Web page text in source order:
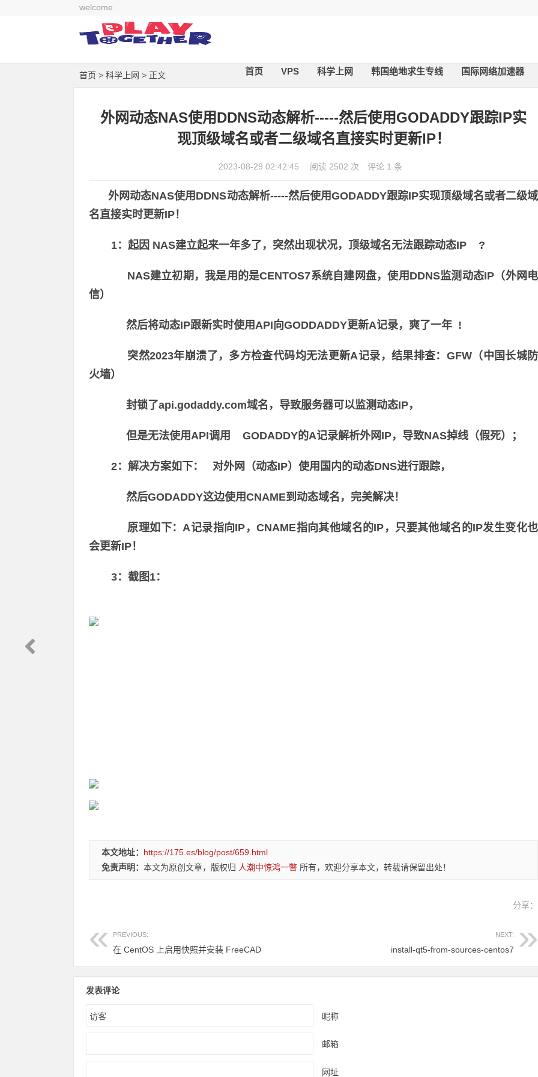
welcome
首页 VPS 科学上网 韩国绝地求生专线 国际网络加速器
首页 > 科学上网 > 正文
外网动态NAS使用DDNS动态解析-----然后使用GODADDY跟踪IP实
现顶级域名或者二级域名直接实时更新IP！
2023-08-29 02:42:45 阅读 2502 次 评论 1 条
外网动态NAS使用DDNS动态解析-----然后使用GODADDY跟踪IP实现顶级域名或者二级域
名直接实时更新IP！
1：起因 NAS建立起来一年多了，突然出现状况，顶级域名无法跟踪动态IP ?
NAS建立初期，我是用的是CENTOS7系统自建网盘，使用DDNS监测动态IP（外网电
信）
然后将动态IP跟新实时使用API向GODDADDY更新A记录，爽了一年 !
突然2023年崩溃了，多方检查代码均无法更新A记录，结果排查：GFW（中国长城防
火墙）
封锁了api.godaddy.com域名，导致服务器可以监测动态IP，
但是无法使用API调用 GODADDY的A记录解析外网IP，导致NAS掉线（假死）；
2：解决方案如下： 对外网（动态IP）使用国内的动态DNS进行跟踪，
然后GODADDY这边使用CNAME到动态域名，完美解决！
原理如下：A记录指向IP，CNAME指向其他域名的IP，只要其他域名的IP发生变化也
会更新IP！
3：截图1：
本文地址： https://175.es/blog/post/659.html
免责声明： 本文为原创文章，版权归 人潮中惊鸿一瞥 所有，欢迎分享本文，转载请保留出处！
分享：
PREVIOUS:
在 CentOS 上启用快照并安装 FreeCAD
NEXT:
install-qt5-from-sources-centos7
发表评论
昵称
邮箱
网址